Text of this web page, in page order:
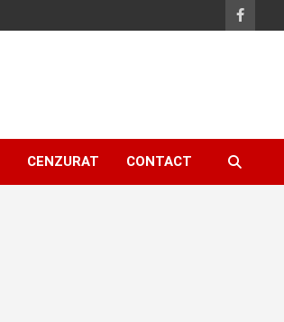
CENZURAT CONTACT